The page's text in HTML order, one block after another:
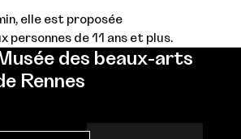
elle est proposée
personnes de 11 ans et plus.
des beaux-arts
Rennes